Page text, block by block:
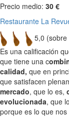
Precio medio: 30 €
Restaurante La
5,0 (sobre
Es una calificación
que tiene una c
calidad, que en
que satisfacen
mercado, que lo es,
evolucionada, que
porque es lo que